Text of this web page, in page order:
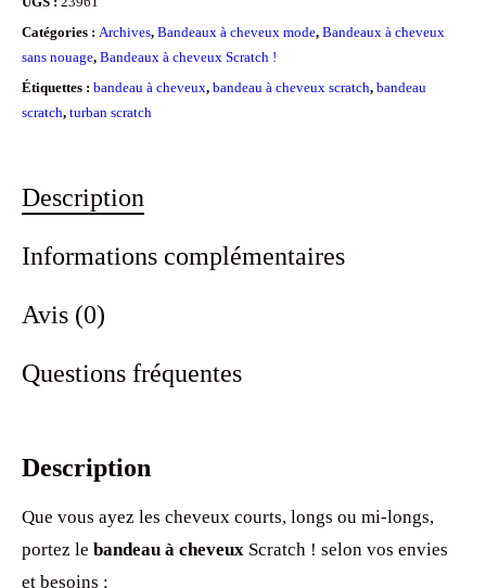
Catégories : Archives, Bandeaux à cheveux mode, Bandeaux à cheveux
sans nouage, Bandeaux à cheveux Scratch !
Étiquettes : bandeau à cheveux, bandeau à cheveux scratch, bandeau
scratch, turban scratch
Description
Informations complémentaires
Avis (0)
Questions fréquentes
Description
Que vous ayez les cheveux courts, longs ou mi-longs,
portez le bandeau à cheveux Scratch ! selon vos envies
et besoins :